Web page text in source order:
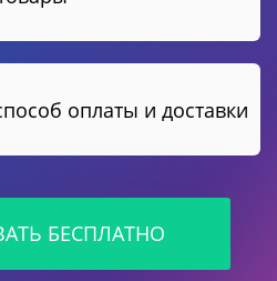
оплаты и доставки
БЕСПЛАТНО